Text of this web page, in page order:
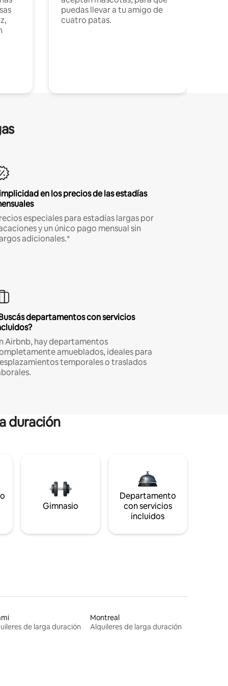
puedas llevar a tu amigo de
cuatro patas.
en los precios de las estadías
especiales para estadías largas por
y un único pago mensual sin
adicionales.*
departamentos con servicios
Airbnb, hay departamentos
amueblados, ideales para
temporales o traslados
duración
Gimnasio
Departamento
con servicios
incluidos
de larga duración
Montreal
Alquileres de larga duración